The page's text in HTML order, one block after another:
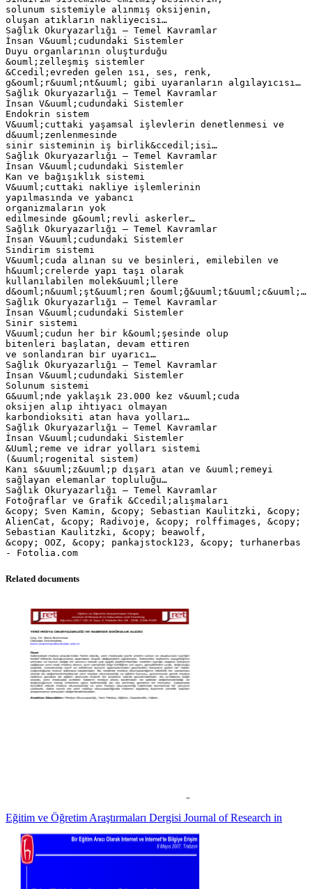
solunum sistemiyle alınmış oksijenin,
oluşan atıkların nakliyecisi…
Sağlık Okuryazarlığı – Temel Kavramlar
İnsan V&uuml;cudundaki Sistemler
Duyu organlarının oluşturduğu
&ouml;zelleşmiş sistemler
&Ccedil;evreden gelen ısı, ses, renk,
g&ouml;r&uuml;nt&uuml; gibi uyaranların algılayıcısı…
Sağlık Okuryazarlığı – Temel Kavramlar
İnsan V&uuml;cudundaki Sistemler
Endokrin sistem
V&uuml;cuttaki yaşamsal işlevlerin denetlenmesi ve
d&uuml;zenlenmesinde
sinir sisteminin iş birlik&ccedil;isi…
Sağlık Okuryazarlığı – Temel Kavramlar
İnsan V&uuml;cudundaki Sistemler
Kan ve bağışıklık sistemi
V&uuml;cuttaki nakliye işlemlerinin
yapılmasında ve yabancı
organizmaların yok
edilmesinde g&ouml;revli askerler…
Sağlık Okuryazarlığı – Temel Kavramlar
İnsan V&uuml;cudundaki Sistemler
Sindirim sistemi
V&uuml;cuda alınan su ve besinleri, emilebilen ve
h&uuml;crelerde yapı taşı olarak
kullanılabilen molek&uuml;llere
d&ouml;n&uuml;şt&uuml;ren &ouml;ğ&uuml;t&uuml;c&uuml;…
Sağlık Okuryazarlığı – Temel Kavramlar
İnsan V&uuml;cudundaki Sistemler
Sinir sistemi
V&uuml;cudun her bir k&ouml;şesinde olup
bitenleri başlatan, devam ettiren
ve sonlandıran bir uyarıcı…
Sağlık Okuryazarlığı – Temel Kavramlar
İnsan V&uuml;cudundaki Sistemler
Solunum sistemi
G&uuml;nde yaklaşık 23.000 kez v&uuml;cuda
oksijen alıp ihtiyacı olmayan
karbondioksiti atan hava yolları…
Sağlık Okuryazarlığı – Temel Kavramlar
İnsan V&uuml;cudundaki Sistemler
&Uuml;reme ve idrar yolları sistemi
(&uuml;rogenital sistem)
Kanı s&uuml;z&uuml;p dışarı atan ve &uuml;remeyi
sağlayan elemanlar topluluğu…
Sağlık Okuryazarlığı – Temel Kavramlar
Fotoğraflar ve Grafik &Ccedil;alışmaları
&copy; Sven Kamin, &copy; Sebastian Kaulitzki, &copy;
AlienCat, &copy; Radivoje, &copy; rolffimages, &copy;
Sebastian Kaulitzki, &copy; beawolf,
&copy; OOZ, &copy; pankajstock123, &copy; turhanerbas
Related documents
Eğitim ve Öğretim Araştırmaları Dergisi Journal of Research in